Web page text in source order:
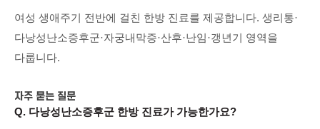
여성 생애주기 전반에 걸친 한방 진료를 제공합니다. 생리통·
다낭성난소증후군·자궁내막증·산후·난임·갱년기 영역을
다룹니다.
자주 묻는 질문
Q. 다낭성난소증후군 한방 진료가 가능한가요?